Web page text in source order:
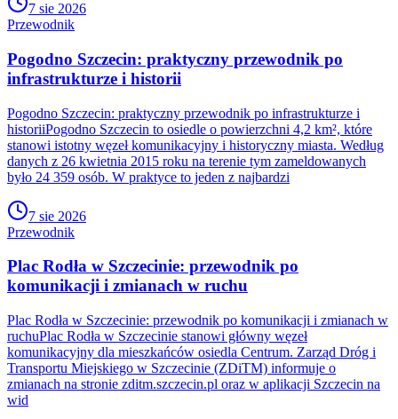
7 sie 2026
Przewodnik
Pogodno Szczecin: praktyczny przewodnik po
infrastrukturze i historii
Pogodno Szczecin: praktyczny przewodnik po infrastrukturze i
historiiPogodno Szczecin to osiedle o powierzchni 4,2 km², które
stanowi istotny węzeł komunikacyjny i historyczny miasta. Według
danych z 26 kwietnia 2015 roku na terenie tym zameldowanych
było 24 359 osób. W praktyce to jeden z najbardzi
7 sie 2026
Przewodnik
Plac Rodła w Szczecinie: przewodnik po
komunikacji i zmianach w ruchu
Plac Rodła w Szczecinie: przewodnik po komunikacji i zmianach w
ruchuPlac Rodła w Szczecinie stanowi główny węzeł
komunikacyjny dla mieszkańców osiedla Centrum. Zarząd Dróg i
Transportu Miejskiego w Szczecinie (ZDiTM) informuje o
zmianach na stronie zditm.szczecin.pl oraz w aplikacji Szczecin na
wid